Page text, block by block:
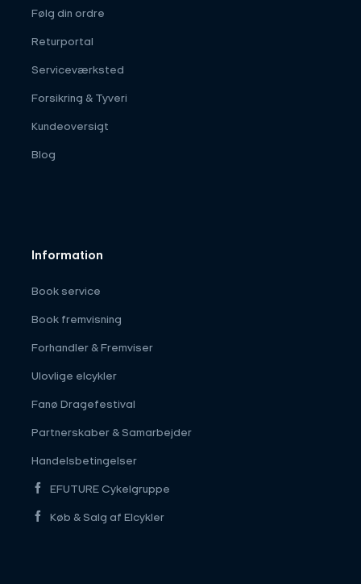
Følg din ordre
Returportal
Serviceværksted
Forsikring & Tyveri
Kundeoversigt
Blog
Information
Book service
Book fremvisning
Forhandler & Fremviser
Ulovlige elcykler
Fanø Dragefestival
Partnerskaber & Samarbejder
Handelsbetingelser
EFUTURE Cykelgruppe
Køb & Salg af Elcykler